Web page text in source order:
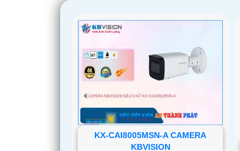
KX-CAI8005MSN-A CAMERA
KBVISION